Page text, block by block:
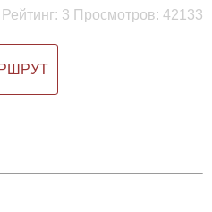
Рейтинг: 3 Просмотров: 42133